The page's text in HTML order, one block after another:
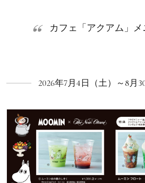
カフェ「アクアム」メ
2026年7月4日（土）～8月